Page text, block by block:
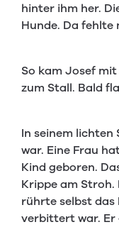
hinter ihm her.
Hunde. Da fehlte
So kam Josef
zum Stall. Bald
In seinem lichten
war. Eine Frau
Kind geboren.
Krippe am Stroh.
rührte selbst das
verbittert war. Er